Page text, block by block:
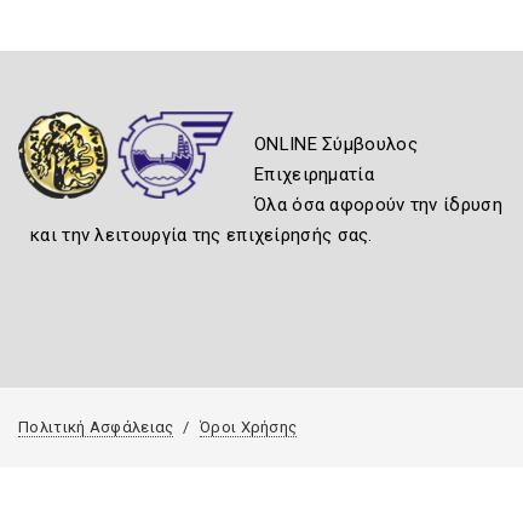
ONLINE Σύμβουλος
Επιχειρηματία
Όλα όσα αφορούν την ίδρυση
και την λειτουργία της επιχείρησής σας.
Πολιτική Ασφάλειας Όροι Χρήσης